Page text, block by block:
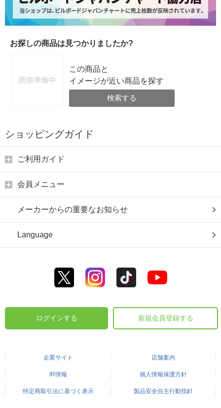
お探しの商品は見つかりましたか?
この商品と
イメージが近い商品を探す
検索する
ショッピングガイド
ご利用ガイド
会員メニュー
メーカーからの重要なお知らせ
Language
ログインする 新規会員登録する
企業サイト 店舗案内
IR情報 個人情報保護方針
特定商取引法に基づく表示 製品安全自主行動指針